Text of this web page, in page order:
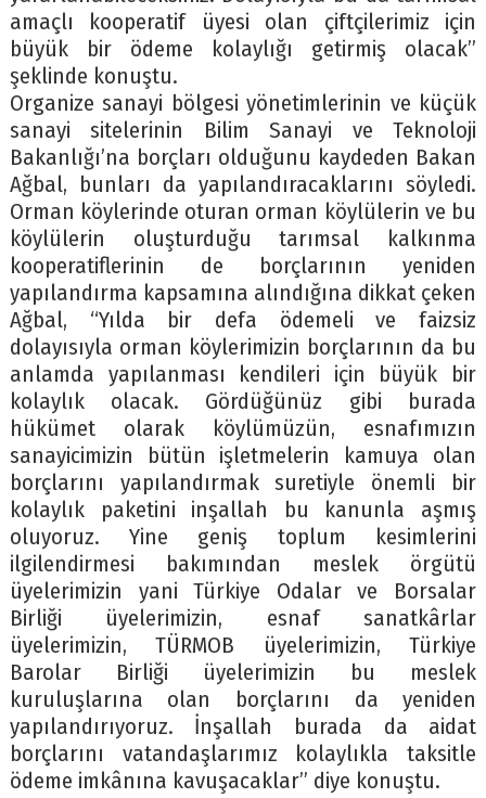
amaçlı kooperatif üyesi olan çiftçilerimiz için
büyük bir ödeme kolaylığı getirmiş olacak”
şeklinde konuştu.
Organize sanayi bölgesi yönetimlerinin ve küçük
sanayi sitelerinin Bilim Sanayi ve Teknoloji
Bakanlığı’na borçları olduğunu kaydeden Bakan
Ağbal, bunları da yapılandıracaklarını söyledi.
Orman köylerinde oturan orman köylülerin ve bu
köylülerin oluşturduğu tarımsal kalkınma
kooperatiflerinin de borçlarının yeniden
yapılandırma kapsamına alındığına dikkat çeken
Ağbal, “Yılda bir defa ödemeli ve faizsiz
dolayısıyla orman köylerimizin borçlarının da bu
anlamda yapılanması kendileri için büyük bir
kolaylık olacak. Gördüğünüz gibi burada
hükümet olarak köylümüzün, esnafımızın
sanayicimizin bütün işletmelerin kamuya olan
borçlarını yapılandırmak suretiyle önemli bir
kolaylık paketini inşallah bu kanunla aşmış
oluyoruz. Yine geniş toplum kesimlerini
ilgilendirmesi bakımından meslek örgütü
üyelerimizin yani Türkiye Odalar ve Borsalar
Birliği üyelerimizin, esnaf sanatkârlar
üyelerimizin, TÜRMOB üyelerimizin, Türkiye
Barolar Birliği üyelerimizin bu meslek
kuruluşlarına olan borçlarını da yeniden
yapılandırıyoruz. İnşallah burada da aidat
borçlarını vatandaşlarımız kolaylıkla taksitle
ödeme imkânına kavuşacaklar” diye konuştu.